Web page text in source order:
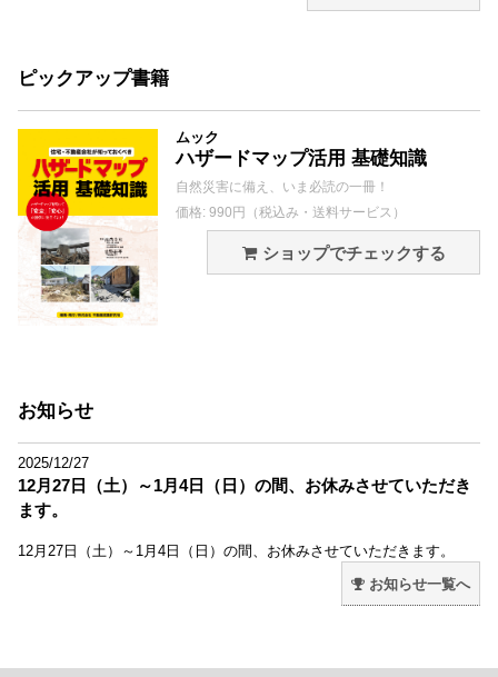
ピックアップ書籍
ムック
ハザードマップ活用 基礎知識
自然災害に備え、いま必読の一冊！
価格: 990円（税込み・送料サービス）
ショップでチェックする
お知らせ
2025/12/27
12月27日（土）～1月4日（日）の間、お休みさせていただき
ます。
12月27日（土）～1月4日（日）の間、お休みさせていただきます。
お知らせ一覧へ